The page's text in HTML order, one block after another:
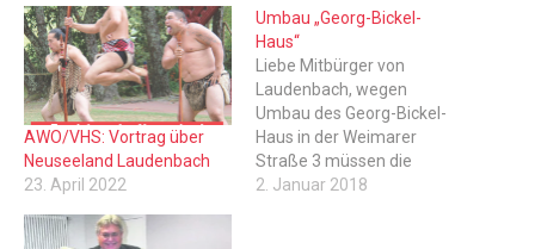
AWO/VHS: Vortrag über
Neuseeland Laudenbach
23. April 2022
Umbau „Georg-Bickel-
Haus“
Liebe Mitbürger von
Laudenbach, wegen
Umbau des Georg-Bickel-
Haus in der Weimarer
Straße 3 müssen die
bereits bekanntgegebenen
2. Januar 2018